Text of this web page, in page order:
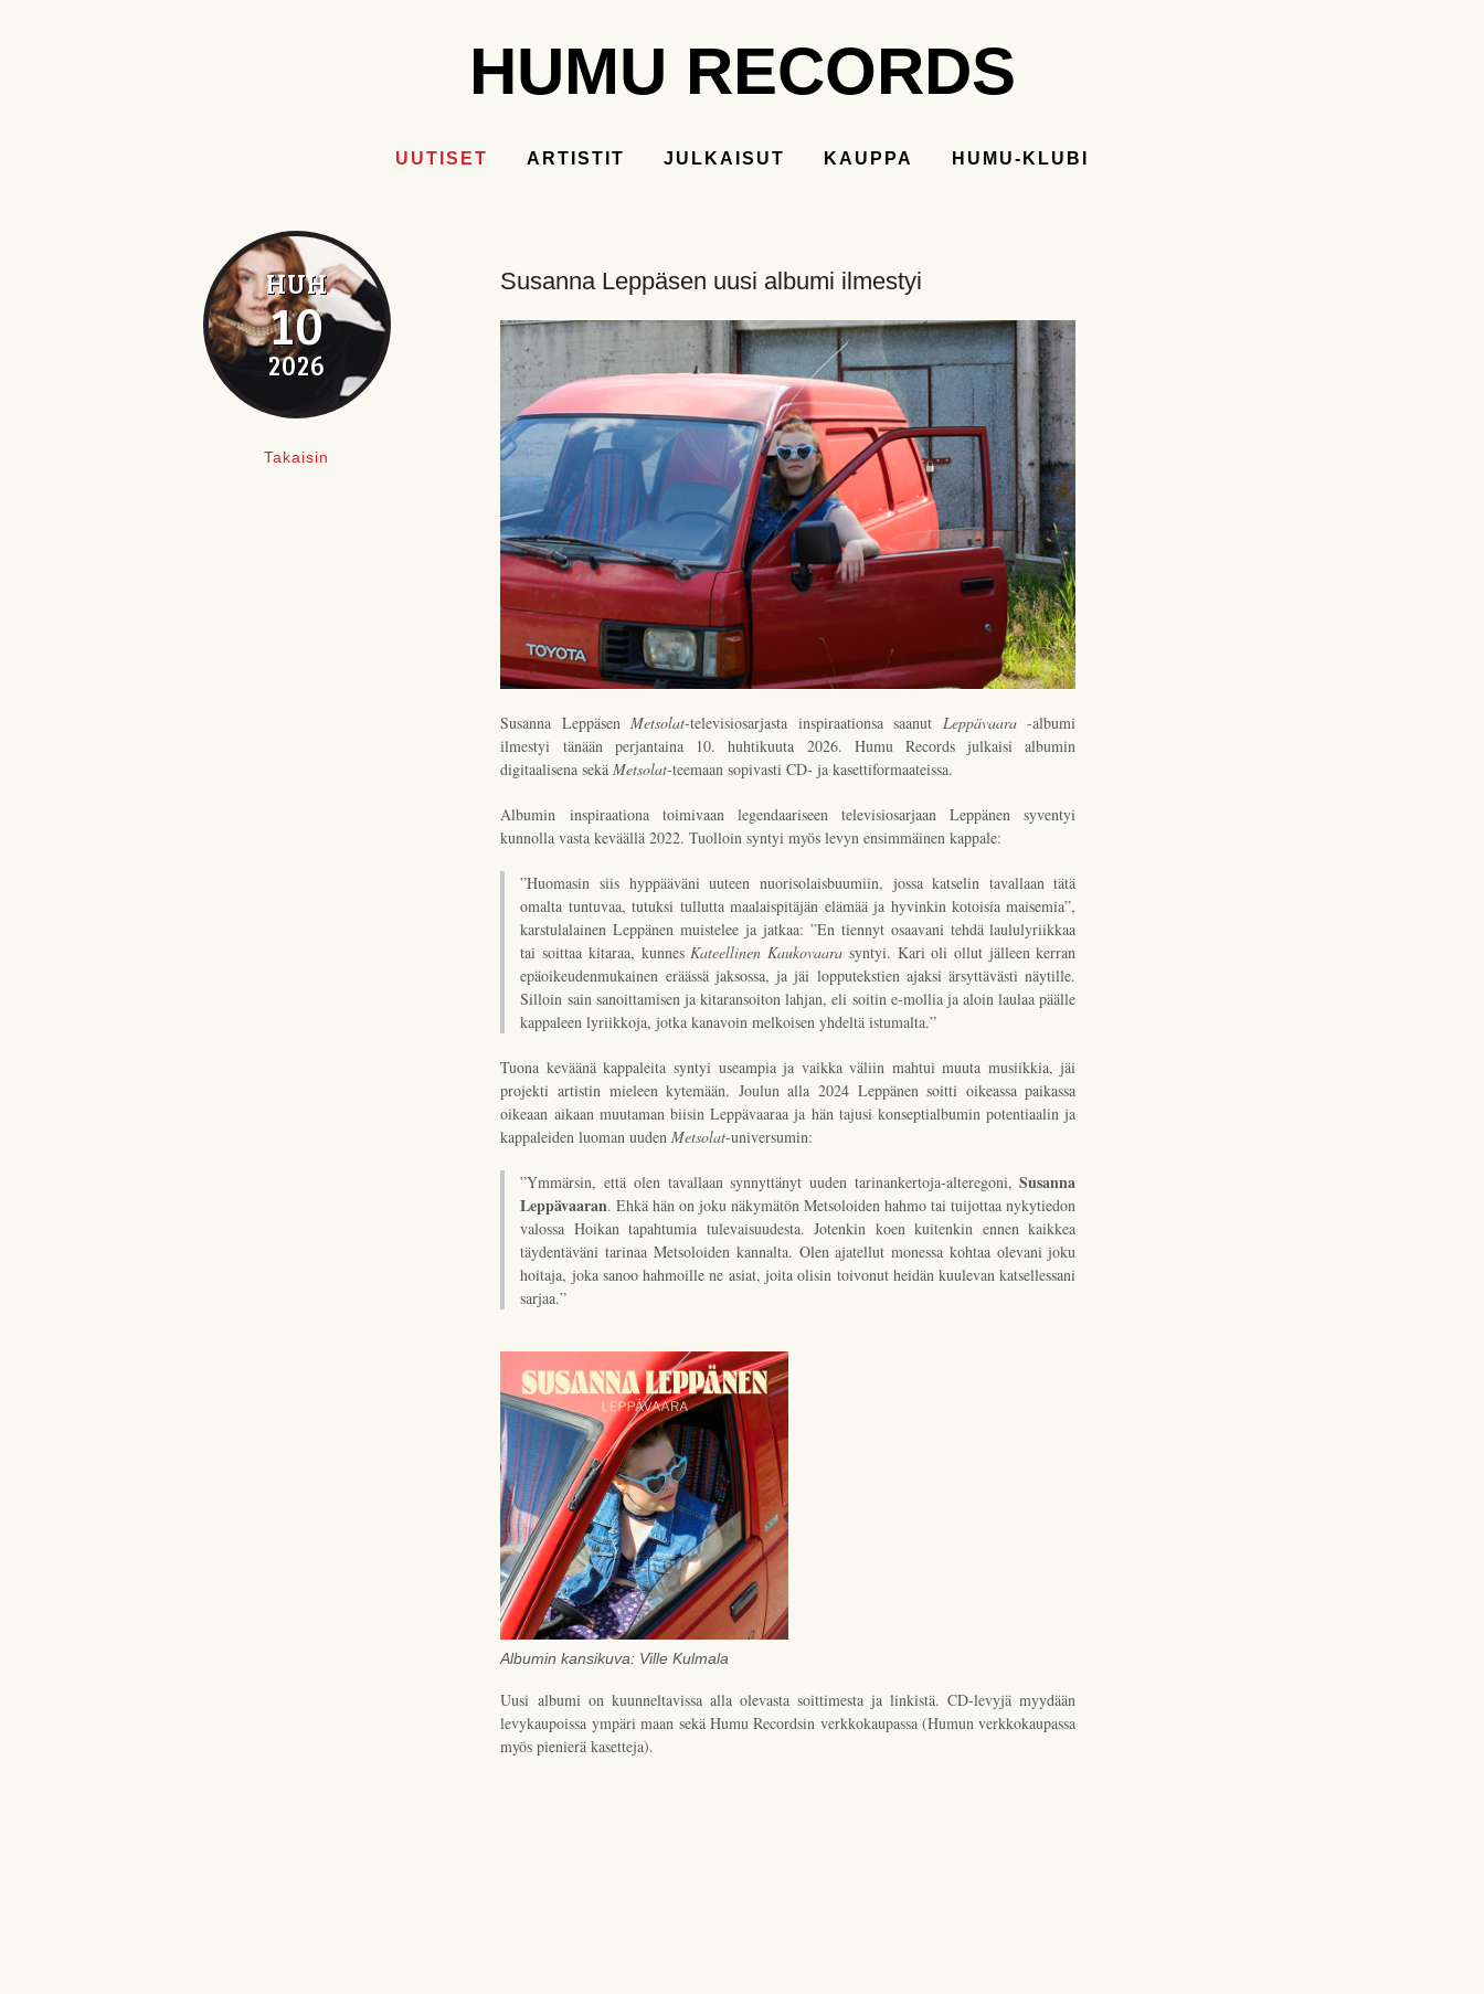
HUMU RECORDS
UUTISET ARTISTIT JULKAISUT KAUPPA HUMU-KLUBI
HUH
10
2026
Takaisin
Susanna Leppäsen uusi albumi ilmestyi
Susanna LeppäsenMetsolat-televisiosarjasta inspiraationsa saanut Leppävaara-albumi
ilmestyi tänään perjantaina 10. huhtikuuta 2026. Humu Records julkaisi albumin
digitaalisena sekäMetsolat-teemaan sopivasti CD- ja kasettiformaateissa.
Albumin inspiraationa toimivaan legendaariseen televisiosarjaan Leppänen syventyi
kunnolla vasta keväällä 2022. Tuolloin syntyi myös levyn ensimmäinen kappale:
”Huomasin siis hyppääväni uuteen nuorisolaisbuumiin, jossa katselin tavallaan tätä
omalta tuntuvaa, tutuksi tullutta maalaispitäjän elämää ja hyvinkin kotoisia maisemia”,
karstulalainen Leppänen muistelee ja jatkaa: ”En tiennyt osaavani tehdä laululyriikkaa
tai soittaa kitaraa, kunnesKateellinen Kaukovaara syntyi. Kari oli ollut jälleen kerran
epäoikeudenmukainen eräässä jaksossa, ja jäi lopputekstien ajaksi ärsyttävästi näytille.
Silloin sain sanoittamisen ja kitaransoiton lahjan, eli soitin e-mollia ja aloin laulaa päälle
kappaleen lyriikkoja, jotka kanavoin melkoisen yhdeltä istumalta.”
Tuona keväänä kappaleita syntyi useampia ja vaikka väliin mahtui muuta musiikkia, jäi
projekti artistin mieleen kytemään. Joulun alla 2024 Leppänen soitti oikeassa paikassa
oikeaan aikaan muutaman biisin Leppävaaraa ja hän tajusi konseptialbumin potentiaalin ja
kappaleiden luoman uudenMetsolat-universumin:
”Ymmärsin, että olen tavallaan synnyttänyt uuden tarinankertoja-alteregoni,Susanna
Leppävaaran. Ehkä hän on joku näkymätön Metsoloiden hahmo tai tuijottaa nykytiedon
valossa Hoikan tapahtumia tulevaisuudesta. Jotenkin koen kuitenkin ennen kaikkea
täydentäväni tarinaa Metsoloiden kannalta. Olen ajatellut monessa kohtaa olevani joku
hoitaja, joka sanoo hahmoille ne asiat, joita olisin toivonut heidän kuulevan katsellessani
sarjaa.”
Albumin kansikuva: Ville Kulmala
Uusi albumi on kuunneltavissa alla olevasta soittimesta ja linkistä. CD-levyjä myydään
levykaupoissa ympäri maan sekä Humu Recordsin verkkokaupassa (Humun verkkokaupassa
myös pienierä kasetteja).